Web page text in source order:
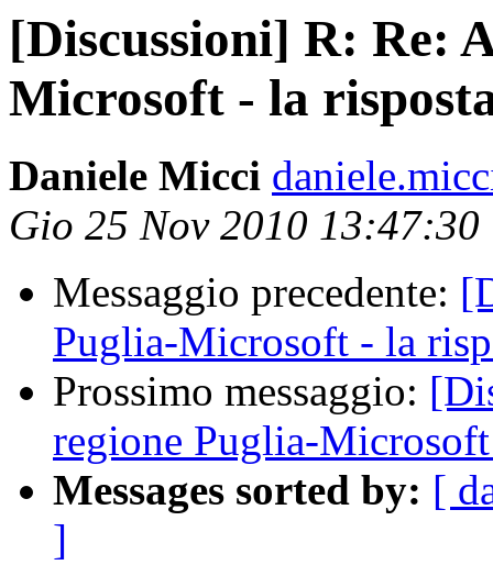
[Discussioni] R: Re:
Microsoft - la
Daniele Micci
Gio 25 Nov 2010 13:47:30
Messaggio precedente:
Puglia-Microsoft - la
Prossimo messaggio:
regione Puglia-
Messages sorted by: [
]